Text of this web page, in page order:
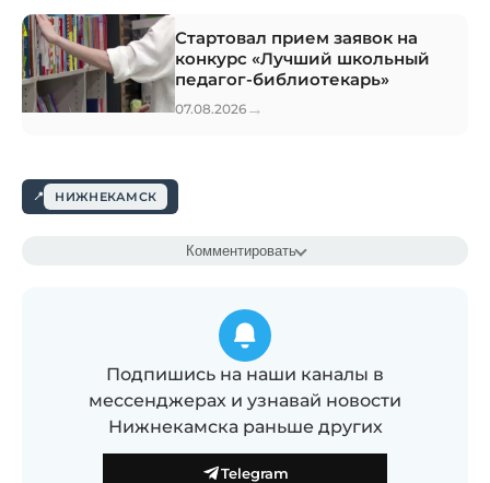
Стартовал прием заявок на
конкурс «Лучший школьный
педагог-библиотекарь»
07.08.2026 →
НИЖНЕКАМСК
Комментировать
Подпишись на наши каналы в
мессенджерах и узнавай новости
Нижнекамска раньше других
Telegram